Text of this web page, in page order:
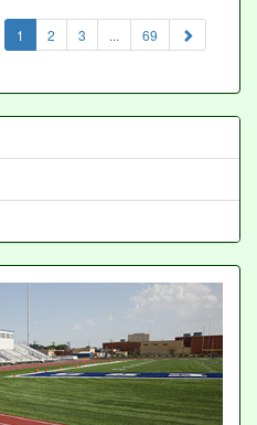
1 (current)
2 3 ... 69